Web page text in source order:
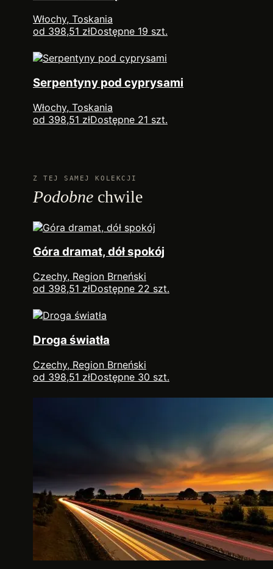
Włochy, Toskania
od 398,51 złDostępne 19 szt.
Serpentyny pod cyprysami
Włochy, Toskania
od 398,51 złDostępne 21 szt.
Z TEJ SAMEJ KOLEKCJI
Podobne chwile
Góra dramat, dół spokój
Czechy, Region Brneński
od 398,51 złDostępne 22 szt.
Droga światła
Czechy, Region Brneński
od 398,51 złDostępne 30 szt.